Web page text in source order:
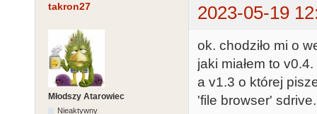
takron27 2023-05-19
Młodszy Atarowiec
Nieaktywny
ok. chodziło mi o
jaki miałem to v0.4.
a v1.3 o której
'file browser'